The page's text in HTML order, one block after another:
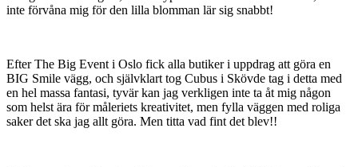
inte förvåna mig för den lilla blomman lär sig snabbt!
Efter The Big Event i Oslo fick alla butiker i uppdrag att göra en
BIG Smile vägg, och självklart tog Cubus i Skövde tag i detta med
en hel massa fantasi, tyvär kan jag verkligen inte ta åt mig någon
som helst ära för måleriets kreativitet, men fylla väggen med roliga
saker det ska jag allt göra. Men titta vad fint det blev!!